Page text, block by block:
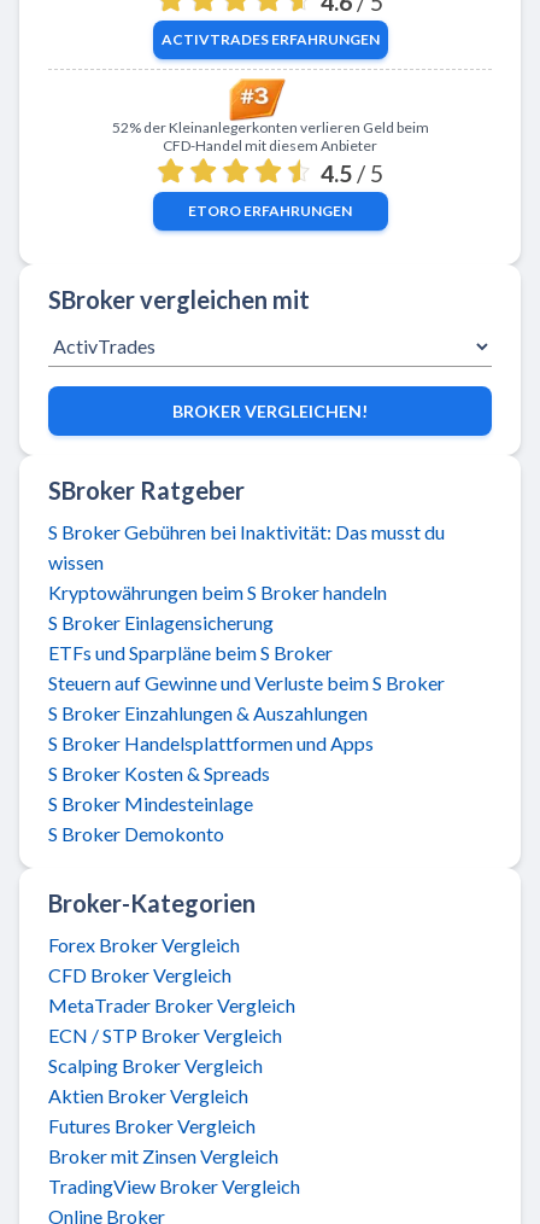
ACTIVTRADESERFAHRUNGEN
Zu eToro
52% der Kleinanlegerkonten verlieren Geld beim
CFD-Handel mit diesem Anbieter
4.5 / 5
ETORO ERFAHRUNGEN
SBroker vergleichen mit
BROKER VERGLEICHEN!
SBroker Ratgeber
S Broker Gebühren bei Inaktivität: Das musst du
wissen
Kryptowährungen beim S Broker handeln
S Broker Einlagensicherung
ETFs und Sparpläne beim S Broker
Steuern auf Gewinne und Verluste beim S Broker
S Broker Einzahlungen & Auszahlungen
S Broker Handelsplattformen und Apps
S Broker Kosten & Spreads
S Broker Mindesteinlage
S Broker Demokonto
Broker-Kategorien
Forex Broker Vergleich
CFD Broker Vergleich
MetaTrader Broker Vergleich
ECN / STP Broker Vergleich
Scalping Broker Vergleich
Aktien Broker Vergleich
Futures Broker Vergleich
Broker mit Zinsen Vergleich
TradingView Broker Vergleich
Online Broker